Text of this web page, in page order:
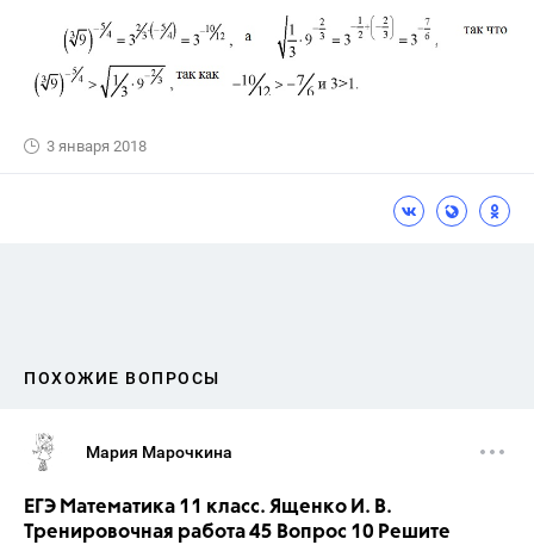
3 января 2018
ПОХОЖИЕ ВОПРОСЫ
Мария Марочкина
ЕГЭ Математика 11 класс. Ященко И. В.
Тренировочная работа 45 Вопрос 10 Решите